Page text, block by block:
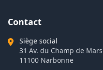
Contact
Siège social
31 Av. du Champ de Mars
11100 Narbonne